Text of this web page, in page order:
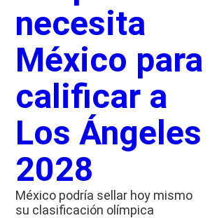
necesita
México para
calificar a
Los Ángeles
2028
México podría sellar hoy mismo
su clasificación olímpica